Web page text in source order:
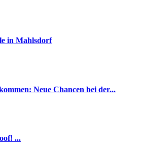
in Mahlsdorf
Neue Chancen bei der...
...